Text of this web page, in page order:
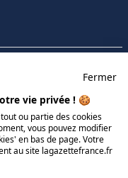
Fermer
vie privée ! 🍪
ou partie des cookies
vous pouvez modifier
en bas de page. Votre
au site lagazettefrance.fr